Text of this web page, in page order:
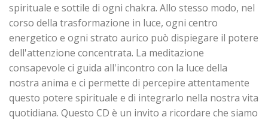
spirituale e sottile di ogni chakra. Allo stesso modo, nel
corso della trasformazione in luce, ogni centro
energetico e ogni strato aurico può dispiegare il potere
dell'attenzione concentrata. La meditazione
consapevole ci guida all'incontro con la luce della
nostra anima e ci permette di percepire attentamente
questo potere spirituale e di integrarlo nella nostra vita
quotidiana. Questo CD è un invito a ricordare che siamo